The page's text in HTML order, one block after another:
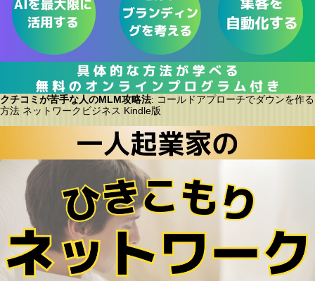
クチコミが苦手な人のMLM攻略法: コールドアプローチでダウンを作る
方法 ネットワークビジネス Kindle版